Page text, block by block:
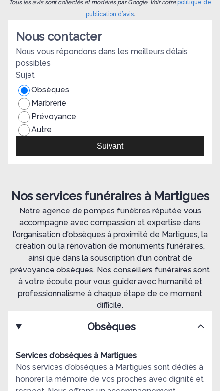
Tous les avis sont collectés et modérés par Google. Voir notrepolitique de
publication d’avis.
Nous contacter
Nous vous répondons dans les meilleurs délais
possibles
Sujet
Obsèques
Marbrerie
Prévoyance
Autre
Suivant
Nos services funéraires à Martigues
Notre agence de pompes funèbres réputée vous
accompagne avec compassion et expertise dans
l'organisation d'obsèques à proximité de Martigues, la
création ou la rénovation de monuments funéraires,
ainsi que dans la souscription d'un contrat de
prévoyance obsèques. Nos conseillers funéraires sont
à votre écoute pour vous guider avec humanité et
professionnalisme à chaque étape de ce moment
difficile.
Obsèques
Services d'obsèques à Martigues
Nos services d’obsèques à Martigues sont dédiés à
honorer la mémoire de vos proches avec dignité et